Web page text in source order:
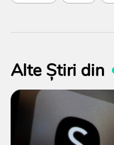
Alte Știri din